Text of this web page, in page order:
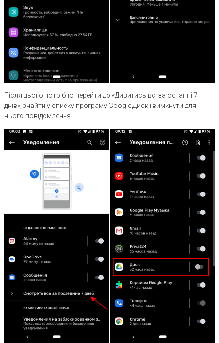
Після цього потрібно перейти до «Дивитись всі за останні 7
днів», знайти у списку програму Google Диск і вимкнути для
нього повідомлення.